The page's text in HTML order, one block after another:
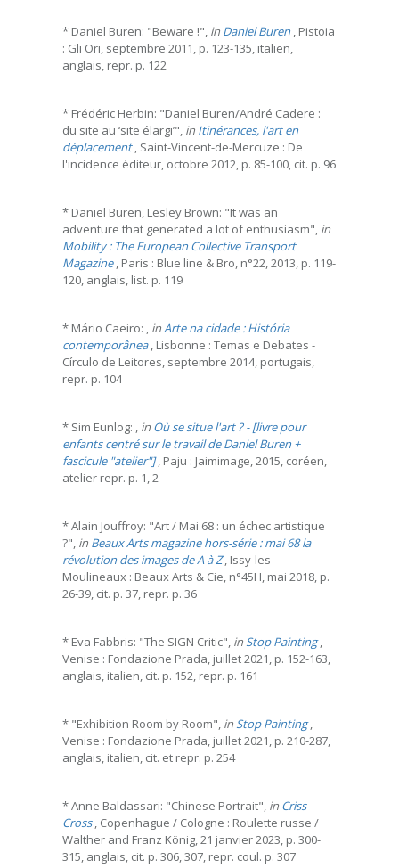
* Daniel Buren: "Beware !", in Daniel Buren, Pistoia
: Gli Ori, septembre 2011, p. 123-135, italien,
anglais, repr. p. 122
* Frédéric Herbin: "Daniel Buren/André Cadere :
du site au ‘site élargi’", in Itinérances, l'art en
déplacement, Saint-Vincent-de-Mercuze : De
l'incidence éditeur, octobre 2012, p. 85-100, cit. p. 96
* Daniel Buren, Lesley Brown: "It was an
adventure that generated a lot of enthusiasm", in
Mobility : The European Collective Transport
Magazine, Paris : Blue line & Bro, n°22, 2013, p. 119-
120, anglais, list. p. 119
* Mário Caeiro: , inArte na cidade : História
contemporânea, Lisbonne : Temas e Debates -
Círculo de Leitores, septembre 2014, portugais,
repr. p. 104
* Sim Eunlog: , in Où se situe l'art ? - [livre pour
enfants centré sur le travail de Daniel Buren +
fascicule "atelier"], Paju : Jaimimage, 2015, coréen,
atelier repr. p. 1, 2
* Alain Jouffroy: "Art / Mai 68 : un échec artistique
?", in Beaux Arts magazine hors-série : mai 68 la
révolution des images de A à Z, Issy-les-
Moulineaux : Beaux Arts & Cie, n°45H, mai 2018, p.
26-39, cit. p. 37, repr. p. 36
* Eva Fabbris: "The SIGN Critic", inStop Painting,
Venise : Fondazione Prada, juillet 2021, p. 152-163,
anglais, italien, cit. p. 152, repr. p. 161
* "Exhibition Room by Room", inStop Painting,
Venise : Fondazione Prada, juillet 2021, p. 210-287,
anglais, italien, cit. et repr. p. 254
* Anne Baldassari: "Chinese Portrait", in Criss-
Cross, Copenhague / Cologne : Roulette russe /
Walther and Franz König, 21 janvier 2023, p. 300-
315, anglais, cit. p. 306, 307, repr. coul. p. 307